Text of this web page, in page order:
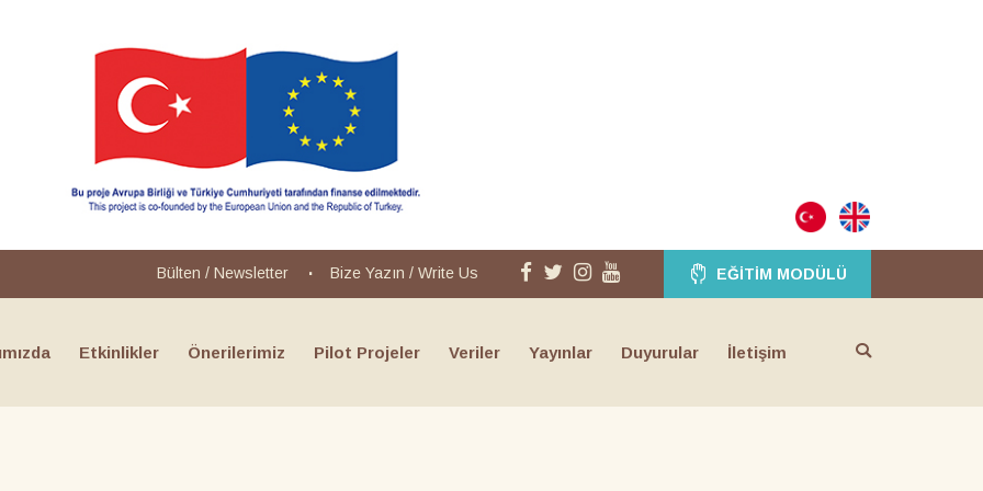
Bülten / Newsletter Bize Yazın / Write Us EĞITIM MODÜLÜ
Etkinlikler Önerilerimiz Pilot Projeler Veriler Yayınlar Duyurular İletişim